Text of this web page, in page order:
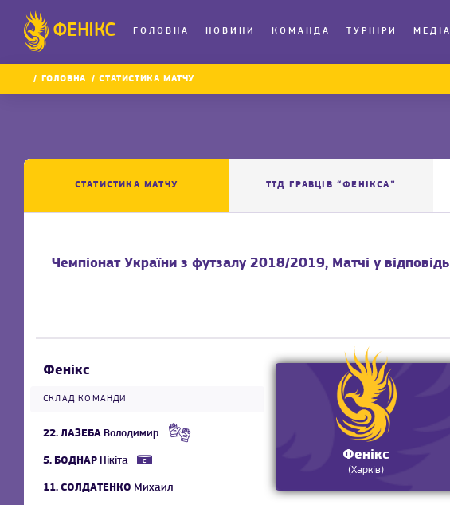
ФЕНІКС ГОЛОВНА НОВИНИ КОМАНДА ТУРНІРИ МЕДІА
ГОЛОВНА СТАТИСТИКА МАТЧУ
СТАТИСТИКА МАТЧУ ТТД ГРАВЦІВ “ФЕНІКСА”
Чемпіонат України з футзалу 2018/2019, Матчі у відповідь
Фенікс
(Харків)
Фенікс
СКЛАД КОМАНДИ
22. ЛАЗЕБА Володимир
5. БОДНАР Нікіта
11. СОЛДАТЕНКО Михаил